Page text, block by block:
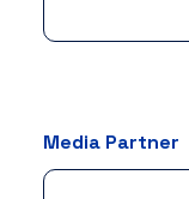
Media Partner